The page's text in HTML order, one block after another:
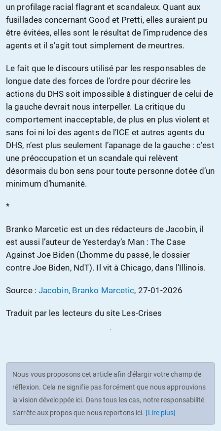
un profilage racial flagrant et scandaleux. Quant aux
fusillades concernant Good et Pretti, elles auraient pu
être évitées, elles sont le résultat de l’imprudence des
agents et il s’agit tout simplement de meurtres.
Le fait que le discours utilisé par les responsables de
longue date des forces de l’ordre pour décrire les
actions du DHS soit impossible à distinguer de celui de
la gauche devrait nous interpeller. La critique du
comportement inacceptable, de plus en plus violent et
sans foi ni loi des agents de l’ICE et autres agents du
DHS, n’est plus seulement l’apanage de la gauche : c’est
une préoccupation et un scandale qui relèvent
désormais du bon sens pour toute personne dotée d’un
minimum d’humanité.
*
Branko Marcetic est un des rédacteurs de Jacobin, il
est aussi l’auteur de Yesterday’s Man : The Case
Against Joe Biden (L’homme du passé, le dossier
contre Joe Biden, NdT). Il vit à Chicago, dans l’Illinois.
Source : Jacobin, Branko Marcetic, 27-01-2026
Traduit par les lecteurs du site Les-Crises
Nous vous proposons cet article afin d'élargir votre champ de
réflexion. Cela ne signifie pas forcément que nous approuvions
la vision développée ici. Dans tous les cas, notre responsabilité
s'arrête aux propos que nous reportons ici. [Lire plus]